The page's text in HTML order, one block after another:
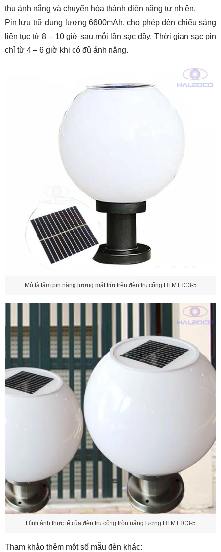
thụ ánh nắng và chuyển hóa thành điện năng tự nhiên.
Pin lưu trữ dung lượng 6600mAh, cho phép đèn chiếu sáng
liên tục từ 8 – 10 giờ sau mỗi lần sạc đầy. Thời gian sạc pin
chỉ từ 4 – 6 giờ khi có đủ ánh nắng.
Mô tả tấm pin năng lượng mặt trời trên đèn trụ cổng HLMTTC3-5
Hình ảnh thực tế của đèn trụ cổng tròn năng lượng HLMTTC3-5
Tham khảo thêm một số mẫu đèn khác: